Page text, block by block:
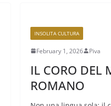
INSOLITA CULTURA
February 1, 2026 Piva
IL CORO DEL
ROMANO